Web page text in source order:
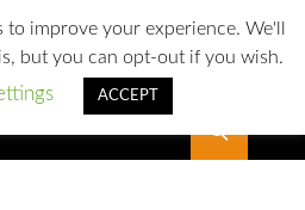
improve your experience. We'll
but you can opt-out if you wish.
ACCEPT